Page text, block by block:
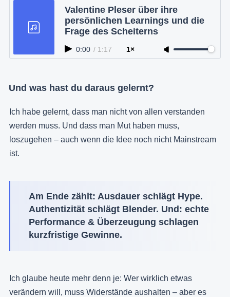
Valentine Pleser über ihre
persönlichen Learnings und die
Frage des Scheiterns
0:00 / 1:17 1×
Und was hast du daraus gelernt?
Ich habe gelernt, dass man nicht von allen verstanden
werden muss. Und dass man Mut haben muss,
loszugehen – auch wenn die Idee noch nicht Mainstream
ist.
Am Ende zählt: Ausdauer schlägt Hype.
Authentizität schlägt Blender. Und: echte
Performance & Überzeugung schlagen
kurzfristige Gewinne.
Ich glaube heute mehr denn je: Wer wirklich etwas
verändern will, muss Widerstände aushalten – aber es